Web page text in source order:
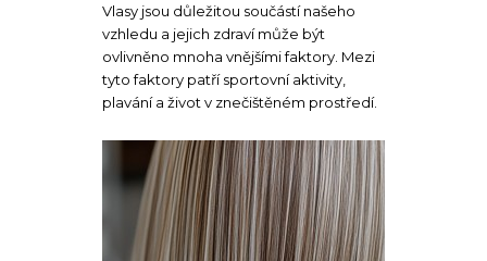
Vlasy jsou důležitou součástí našeho
vzhledu a jejich zdraví může být
ovlivněno mnoha vnějšími faktory. Mezi
tyto faktory patří sportovní aktivity,
plavání a život v znečištěném prostředí.